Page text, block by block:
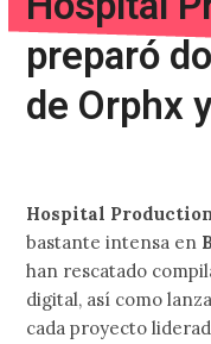
preparó
de Orphx
Hospital
bastante intensa en
han rescatado
digital, así como
cada proyecto